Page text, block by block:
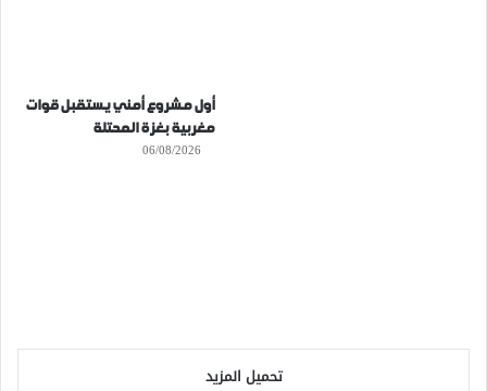
أول مشروع أمني يستقبل قوات
مغربية بغزة المحتلة
06/08/2026
تحميل المزيد